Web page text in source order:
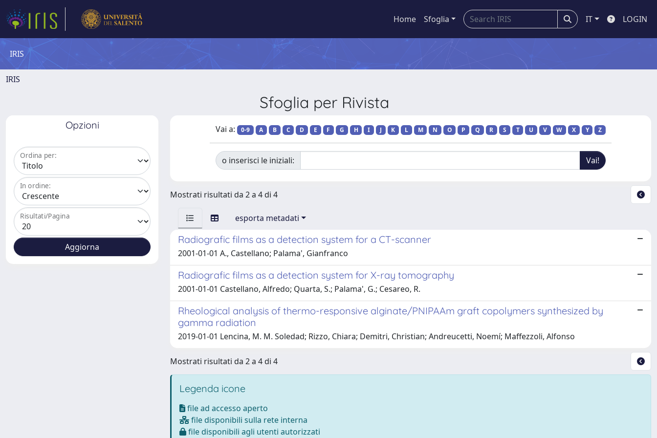
Home Sfoglia IT LOGIN
IRIS
IRIS
Sfoglia per Rivista
Opzioni
Ordina per:
In ordine:
Risultati/Pagina
Vai a: 0-9 A B C D E F G H I J K L M N O P Q R S T U V W X Y Z
o inserisci le iniziali:
Mostrati risultati da 2 a 4 di 4
esporta metadati
Radiografic films as a detection system for a CT-scanner
2001-01-01 A., Castellano; Palama', Gianfranco
Radiografic films as a detection system for X-ray tomography
2001-01-01 Castellano, Alfredo; Quarta, S.; Palama', G.; Cesareo, R.
Rheological analysis of thermo-responsive alginate/PNIPAAm graft copolymers synthesized by
gamma radiation
2019-01-01 Lencina, M. M. Soledad; Rizzo, Chiara; Demitri, Christian; Andreucetti, Noemí; Maffezzoli, Alfonso
Mostrati risultati da 2 a 4 di 4
Legenda icone
file ad accesso aperto
file disponibili sulla rete interna
file disponibili agli utenti autorizzati